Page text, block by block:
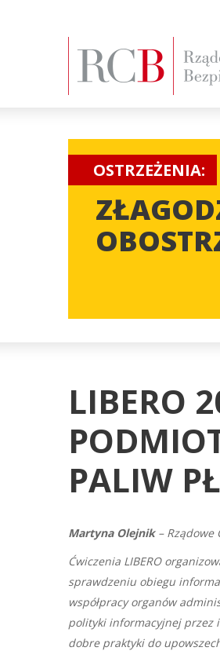
OSTRZEŻENIA:
LIBERO
PALIW
Martyna Olejnik– Rządowe
Ćwiczenia LIBERO
sprawdzeniu obiegu
współpracy organów
polityki informacyjnej przez
dobre praktyki do